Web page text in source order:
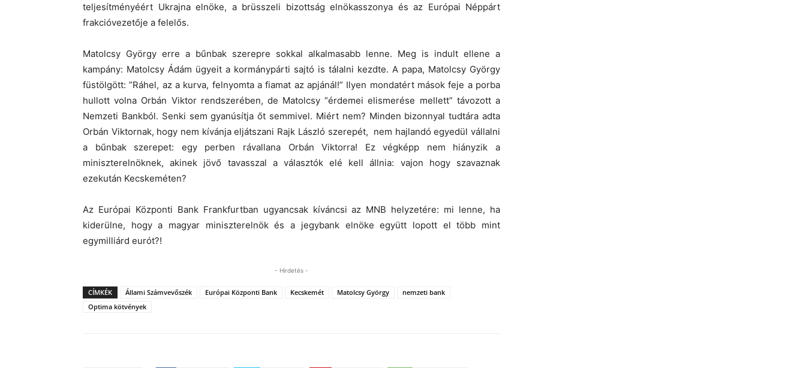
teljesítményéért Ukrajna elnöke, a brüsszeli bizottság elnökasszonya és az Európai Néppárt
frakcióvezetője a felelős.
Matolcsy György erre a bűnbak szerepre sokkal alkalmasabb lenne. Meg is indult ellene a
kampány: Matolcsy Ádám ügyeit a kormánypárti sajtó is tálalni kezdte. A papa, Matolcsy György
füstölgött: ”Ráhel, az a kurva, felnyomta a fiamat az apjánál!” Ilyen mondatért mások feje a porba
hullott volna Orbán Viktor rendszerében, de Matolcsy “érdemei elismerése mellett” távozott a
Nemzeti Bankból. Senki sem gyanúsítja őt semmivel. Miért nem? Minden bizonnyal tudtára adta
Orbán Viktornak, hogy nem kívánja eljátszani Rajk László szerepét, nem hajlandó egyedül vállalni
a bűnbak szerepet: egy perben rávallana Orbán Viktorra! Ez végképp nem hiányzik a
miniszterelnöknek, akinek jövő tavasszal a választók elé kell állnia: vajon hogy szavaznak
ezekután Kecskeméten?
Az Európai Központi Bank Frankfurtban ugyancsak kíváncsi az MNB helyzetére: mi lenne, ha
kiderülne, hogy a magyar miniszterelnök és a jegybank elnöke együtt lopott el több mint
egymilliárd eurót?!
- Hirdetés -
CÍMKÉK Állami Számvevőszék Európai Központi Bank Kecskemét Matolcsy György
nemzeti bank
Optima kötvények